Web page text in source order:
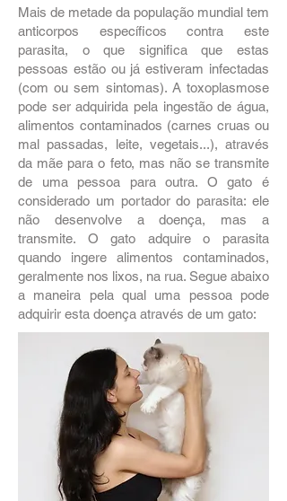
Mais de metade da população mundial tem
anticorpos específicos contra este
parasita, o que significa que estas
pessoas estão ou já estiveram infectadas
(com ou sem sintomas). A toxoplasmose
pode ser adquirida pela ingestão de água,
alimentos contaminados (carnes cruas ou
mal passadas, leite, vegetais...), através
da mãe para o feto, mas não se transmite
de uma pessoa para outra. O gato é
considerado um portador do parasita: ele
não desenvolve a doença, mas a
transmite. O gato adquire o parasita
quando ingere alimentos contaminados,
geralmente nos lixos, na rua. Segue abaixo
a maneira pela qual uma pessoa pode
adquirir esta doença através de um gato: